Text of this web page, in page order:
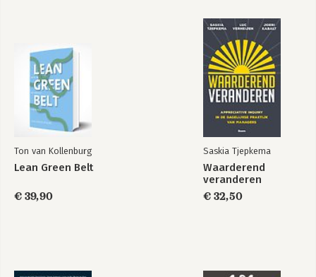
Ton van Kollenburg
Lean Green Belt
€ 39,90
Saskia Tjepkema
Waarderend
veranderen
€ 32,50